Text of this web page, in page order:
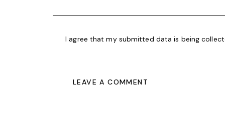
I agree that my submitted data is being